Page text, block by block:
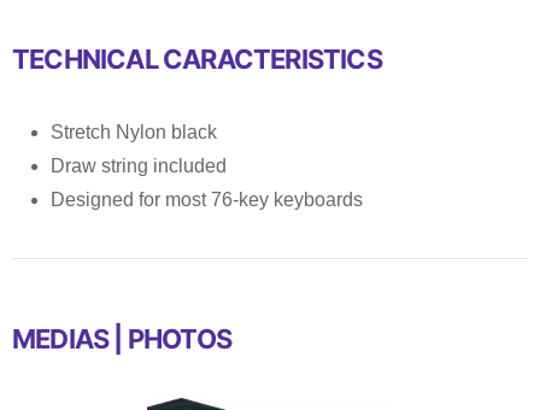
TECHNICAL CARACTERISTICS
Stretch Nylon black
Draw string included
Designed for most 76-key keyboards
MEDIAS | PHOTOS